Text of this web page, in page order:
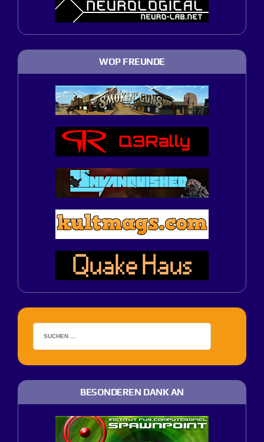
WOP FREUNDE
BESONDEREN DANK AN